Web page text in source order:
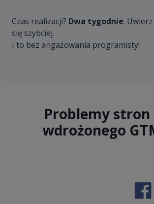
Czas realizacji? Dwa tygodnie.
się szybciej.
I to bez angażowania programisty!
Problemy stron
wdrożonego